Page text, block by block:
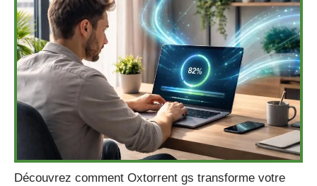
Découvrez comment Oxtorrent gs transforme votre